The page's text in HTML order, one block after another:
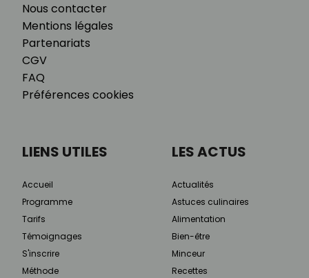
Nous contacter
Mentions légales
Partenariats
CGV
FAQ
Préférences cookies
LIENS UTILES
Accueil
Programme
Tarifs
Témoignages
S'inscrire
Méthode
LES ACTUS
Actualités
Astuces culinaires
Alimentation
Bien-être
Minceur
Recettes